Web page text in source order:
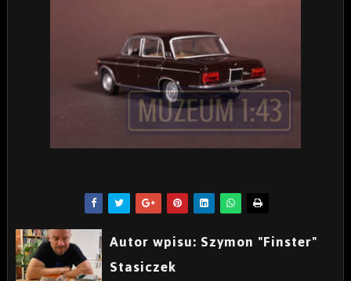
Autor wpisu: Szymon "Finster"
Stasiczek